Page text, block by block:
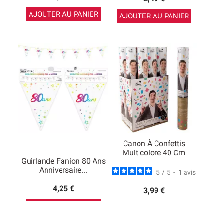
AJOUTER AU PANIER AJOUTER AU PANIER
Guirlande Fanion 80 Ans
Anniversaire...
4,25 €
Canon À Confettis
Multicolore 40 Cm
5 / 5 - 1 avis
3,99 €